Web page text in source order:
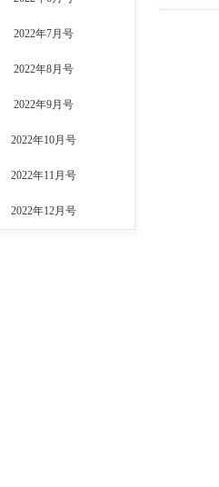
2022年7月号
2022年8月号
2022年9月号
2022年10月号
2022年11月号
2022年12月号